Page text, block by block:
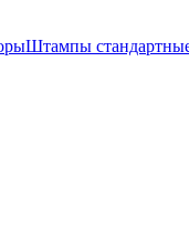
Штампы